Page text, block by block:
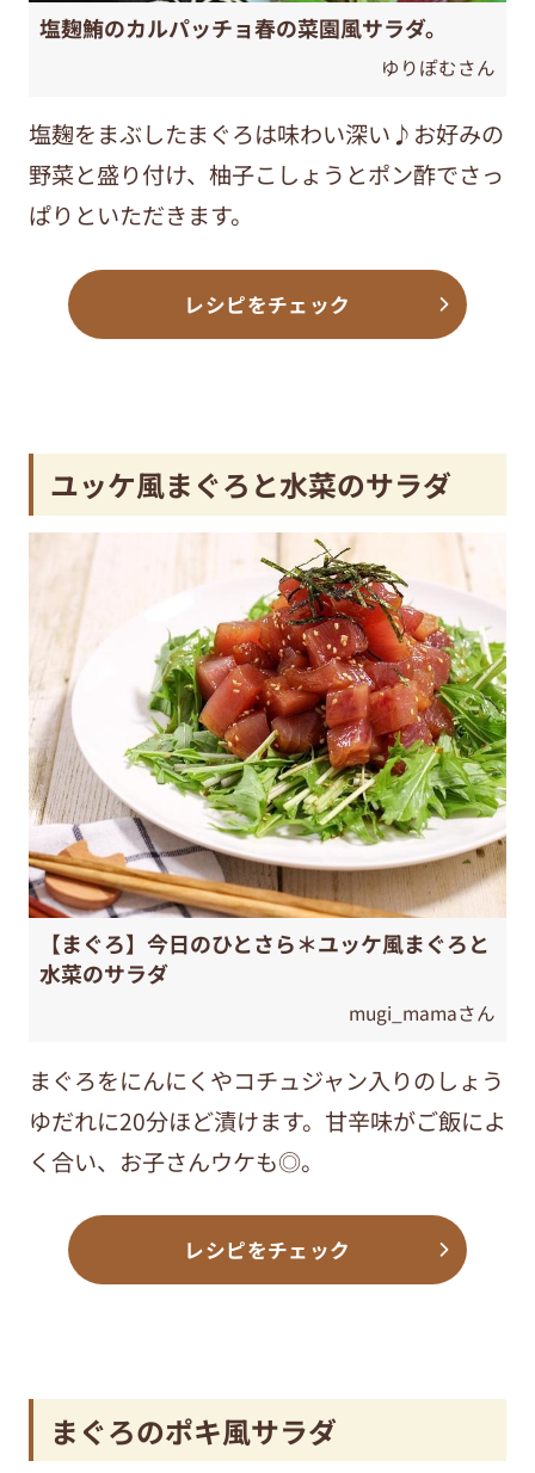
塩麹鮪のカルパッチョ春の菜園風サラダ。
ゆりぽむさん
塩麹をまぶしたまぐろは味わい深い♪お好みの
野菜と盛り付け、柚子こしょうとポン酢でさっ
ぱりといただきます。
レシピをチェック
ユッケ風まぐろと水菜のサラダ
【まぐろ】今日のひとさら＊ユッケ風まぐろと
水菜のサラダ
mugi_mamaさん
まぐろをにんにくやコチュジャン入りのしょう
ゆだれに20分ほど漬けます。甘辛味がご飯によ
く合い、お子さんウケも◎。
レシピをチェック
まぐろのポキ風サラダ